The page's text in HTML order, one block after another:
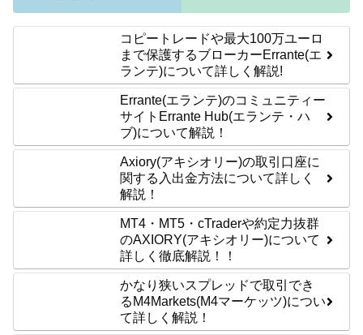
コピートレードや最大100万ユーロ
まで保護するブローカーErrante(エ
ランテ)について詳しく解説!
Errante(エランテ)のコミュニティー
サイトErrante Hub(エランテ・ハ
ブ)について解説！
Axiory(アキシオリー)の取引口座に
関する入出金方法について詳しく
解説！
MT4・MT5・cTraderや約定力抜群
のAXIORY(アキシオリー)について
詳しく徹底解説！！
かなり狭いスプレッドで取引でき
るM4Markets(M4マーケッツ)につい
て詳しく解説！